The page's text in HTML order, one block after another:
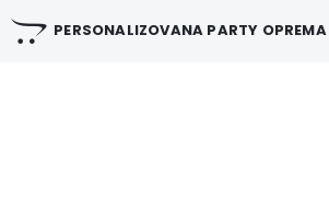
PERSONALIZOVANA PARTY OPREMA